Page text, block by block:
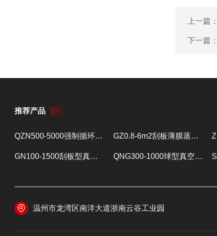
上一篇
下一篇
推荐产品
QZN500-5000强制循环蒸发器 蒸发设备 GZ0.8-6m2刮板薄膜蒸发器 提取浓缩设备
GN100-1500刮板型真空减压浓缩器 提取浓缩设备 QNG300-1000球型真空减压浓缩器 提取浓缩设备
温州市龙湾区南洋大道浙南云谷工业园